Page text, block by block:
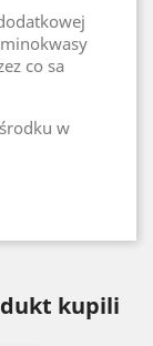
co sa
w
kupili